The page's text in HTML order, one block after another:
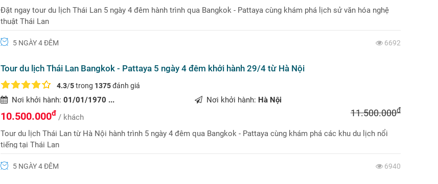
Đặt ngay tour du lịch Thái Lan 5 ngày 4 đêm hành trình qua Bangkok - Pattaya cùng khám phá lịch sử văn hóa nghệ
thuật Thái Lan
5 NGÀY 4 ĐÊM 6692
Tour du lịch Thái Lan Bangkok - Pattaya 5 ngày 4 đêm khởi hành 29/4 từ Hà Nội
4.3/5trong 1375đánh giá
Nơi khởi hành: 01/01/1970 ... Nơi khởi hành: Hà Nội
10.500.000đ / khách 11.500.000đ
Tour du lịch Thái Lan từ Hà Nội hành trình 5 ngày 4 đêm qua Bangkok - Pattaya cùng khám phá các khu du lịch nổi
tiếng tại Thái Lan
5 NGÀY 4 ĐÊM 6940